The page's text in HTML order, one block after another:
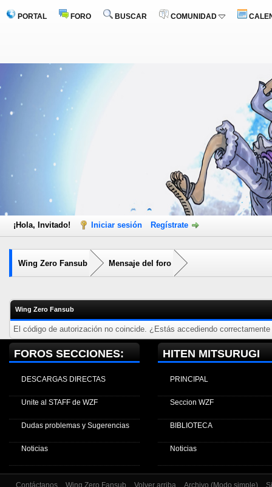
PORTAL FORO BUSCAR COMUNIDAD
¡Hola, Invitado! Iniciar sesión Regístrate
Wing Zero Fansub Mensaje del foro
Wing Zero Fansub
El código de autorización no coincide. ¿Estás accediendo
FOROS SECCIONES:
DESCARGAS DIRECTAS
Unite al STAFF de WZF
Dudas problemas y Sugerencias
Noticias
HITEN MITSURUGI
PRINCIPAL
Seccion WZF
BIBLIOTECA
Noticias
Contáctanos Wing Zero Fansub Volver arriba Archivo (Modo simple)